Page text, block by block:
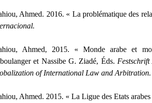
Ahmed. 2016. « La problématique des
Ahmed, 2015. « Monde arabe et
et Nassibe G. Ziadé, Éds.
of International Law and Arbitration.
Ahmed. 2015. « La Ligue des Etats